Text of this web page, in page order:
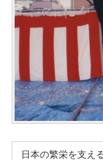
日本の繁栄を支え